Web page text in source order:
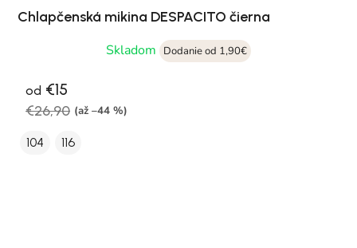
Chlapčenská mikina DESPACITO čierna
Skladom
Dodanie od 1,90€
od €15
€26,90 (až –44 %)
104 116